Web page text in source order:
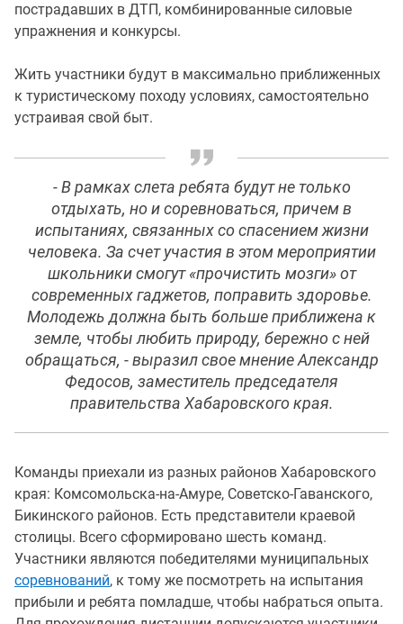
пострадавших в ДТП, комбинированные силовые
упражнения и конкурсы.
Жить участники будут в максимально приближенных
к туристическому походу условиях, самостоятельно
устраивая свой быт.
- В рамках слета ребята будут не только
отдыхать, но и соревноваться, причем в
испытаниях, связанных со спасением жизни
человека. За счет участия в этом мероприятии
школьники смогут «прочистить мозги» от
современных гаджетов, поправить здоровье.
Молодежь должна быть больше приближена к
земле, чтобы любить природу, бережно с ней
обращаться, - выразил свое мнение Александр
Федосов, заместитель председателя
правительства Хабаровского края.
Команды приехали из разных районов Хабаровского
края: Комсомольска-на-Амуре, Советско-Гаванского,
Бикинского районов. Есть представители краевой
столицы. Всего сформировано шесть команд.
Участники являются победителями муниципальных
соревнований, к тому же посмотреть на испытания
прибыли и ребята помладше, чтобы набраться опыта.